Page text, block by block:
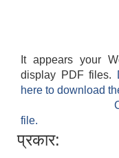
It appears your
display PDF files.
here to download
file.
प्रकार: